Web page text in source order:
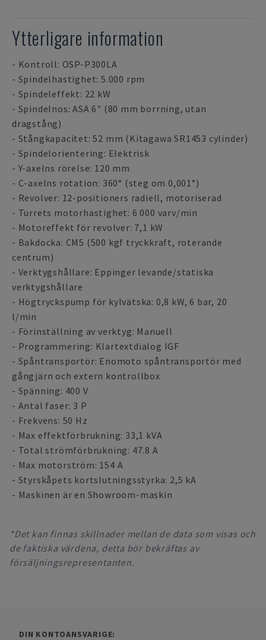
Ytterligare information
- Kontroll: OSP-P300LA
- Spindelhastighet: 5.000 rpm
- Spindeleffekt: 22 kW
- Spindelnos: ASA 6" (80 mm borrning, utan
dragstång)
- Stångkapacitet: 52 mm (Kitagawa SR1453 cylinder)
- Spindelorientering: Elektrisk
- Y-axelns rörelse: 120 mm
- C-axelns rotation: 360° (steg om 0,001°)
- Revolver: 12-positioners radiell, motoriserad
- Turrets motorhastighet: 6 000 varv/min
- Motoreffekt för revolver: 7,1 kW
- Bakdocka: CM5 (500 kgf tryckkraft, roterande
centrum)
- Verktygshållare: Eppinger levande/statiska
verktygshållare
- Högtryckspump för kylvätska: 0,8 kW, 6 bar, 20
l/min
- Förinställning av verktyg: Manuell
- Programmering: Klartextdialog IGF
- Spåntransportör: Enomoto spåntransportör med
gångjärn och extern kontrollbox
- Spänning: 400 V
- Antal faser: 3 P
- Frekvens: 50 Hz
- Max effektförbrukning: 33,1 kVA
- Total strömförbrukning: 47.8 A
- Max motorström: 154 A
- Styrskåpets kortslutningsstyrka: 2,5 kA
- Maskinen är en Showroom-maskin
*Det kan finnas skillnader mellan de data som visas och
de faktiska värdena, detta bör bekräftas av
försäljningsrepresentanten.
DIN KONTOANSVARIGE: